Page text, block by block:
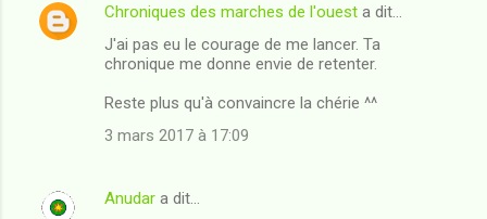
C
t
Chroniques des marches de l'ouest a dit…
J'ai pas eu le courage de me lancer. Ta
chronique me donne envie de retenter.
Reste plus qu'à convaincre la chérie ^^
3 mars 2017 à 17:09
Anudar a dit…